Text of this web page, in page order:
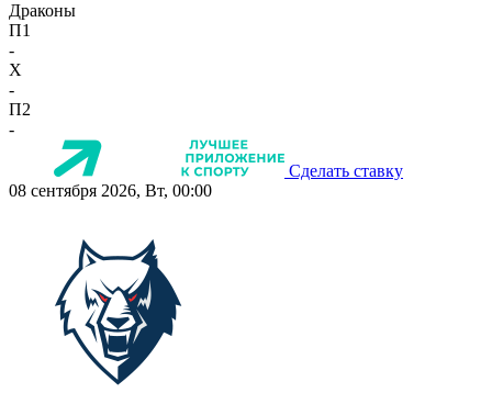
Драконы
П1
-
X
-
П2
-
Сделать ставку
08 сентября 2026, Вт, 00:00